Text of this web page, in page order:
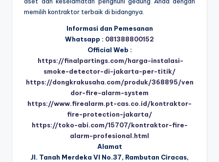
memilih kontraktor terbaik di bidangnya.
Informasi dan Pemesanan
Whatsapp : 081388800152
Official Web :
https://finalpartings.com/harga-instalasi-
smoke-detector-di-jakarta-per-titik/
https://dongkrakusaha.com/produk/368895/ven
dor-fire-alarm-system
https://www.firealarm.pt-cas.co.id/kontraktor-
fire-protection-jakarta/
https://toko-abi.com/15707/kontraktor-fire-
alarm-profesional.html
Alamat
Jl. Tanah Merdeka VI No.37, Rambutan Ciracas,